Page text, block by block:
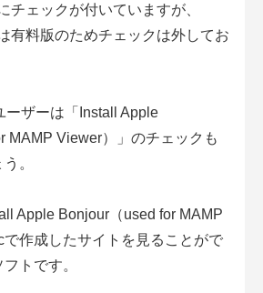
チェックが付いていますが、
有料版のためチェックは外してお
ーザーは「Install Apple
MAMP Viewer）」のチェックも
。
Apple Bonjour（used for MAMP
作成したサイトを見ることがで
トです。